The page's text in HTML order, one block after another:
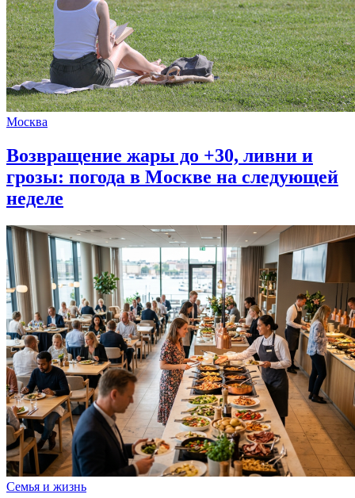
Москва
Возвращение жары до +30, ливни и
грозы: погода в Москве на следующей
неделе
Семья и жизнь